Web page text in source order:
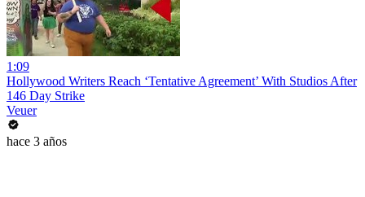
1:09
Hollywood Writers Reach ‘Tentative Agreement’ With Studios After
146 Day Strike
Veuer
hace 3 años